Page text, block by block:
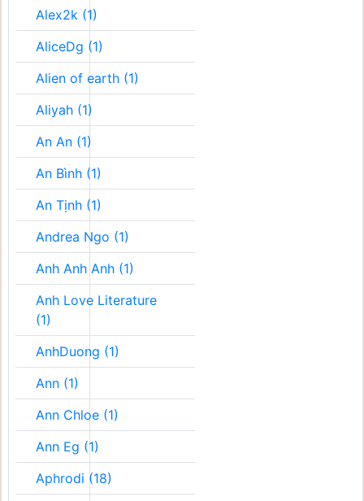
Alex2k (1)
AliceDg (1)
Alien of earth (1)
Aliyah (1)
An An (1)
An Bình (1)
An Tịnh (1)
Andrea Ngo (1)
Anh Anh Anh (1)
Anh Love Literature
(1)
AnhDuong (1)
Ann (1)
Ann Chloe (1)
Ann Eg (1)
Aphrodi (18)